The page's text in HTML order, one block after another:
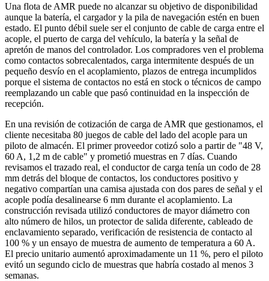
Una flota de AMR puede no alcanzar su objetivo de disponibilidad
aunque la batería, el cargador y la pila de navegación estén en buen
estado. El punto débil suele ser el conjunto de cable de carga entre el
acople, el puerto de carga del vehículo, la batería y la señal de
apretón de manos del controlador. Los compradores ven el problema
como contactos sobrecalentados, carga intermitente después de un
pequeño desvío en el acoplamiento, plazos de entrega incumplidos
porque el sistema de contactos no está en stock o técnicos de campo
reemplazando un cable que pasó continuidad en la inspección de
recepción.
En una revisión de cotización de carga de AMR que gestionamos, el
cliente necesitaba 80 juegos de cable del lado del acople para un
piloto de almacén. El primer proveedor cotizó solo a partir de "48 V,
60 A, 1,2 m de cable" y prometió muestras en 7 días. Cuando
revisamos el trazado real, el conductor de carga tenía un codo de 28
mm detrás del bloque de contactos, los conductores positivo y
negativo compartían una camisa ajustada con dos pares de señal y el
acople podía desalinearse 6 mm durante el acoplamiento. La
construcción revisada utilizó conductores de mayor diámetro con
alto número de hilos, un protector de salida diferente, cableado de
enclavamiento separado, verificación de resistencia de contacto al
100 % y un ensayo de muestra de aumento de temperatura a 60 A.
El precio unitario aumentó aproximadamente un 11 %, pero el piloto
evitó un segundo ciclo de muestras que habría costado al menos 3
semanas.